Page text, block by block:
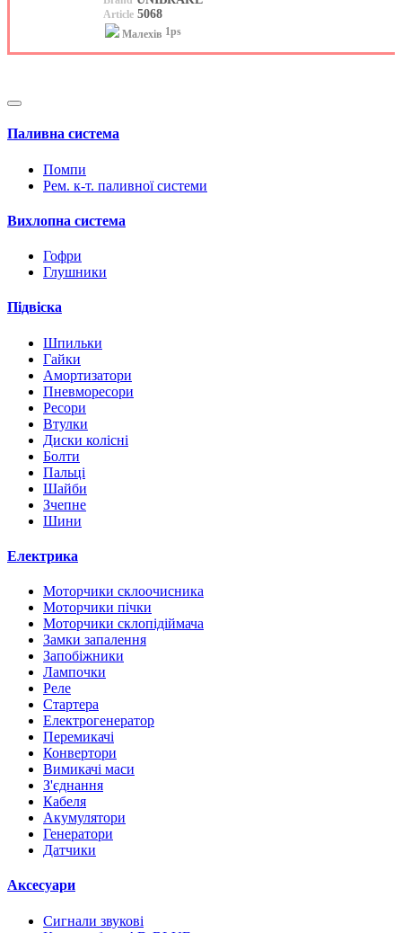
Article 5068
Малехів 1ps
Паливна система
Помпи
Рем. к-т. паливної системи
Вихлопна система
Гофри
Глушники
Підвіска
Шпильки
Гайки
Амортизатори
Пневморесори
Ресори
Втулки
Диски колісні
Болти
Пальці
Шайби
Зчепне
Шини
Електрика
Моторчики склоочисника
Моторчики пічки
Моторчики склопідіймача
Замки запалення
Запобіжники
Лампочки
Реле
Стартера
Електрогенератор
Перемикачі
Конвертори
Вимикачі маси
З'єднання
Кабеля
Акумулятори
Генератори
Датчики
Аксесуари
Сигнали звукові